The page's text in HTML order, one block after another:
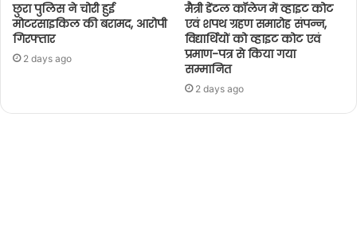
छुरा पुलिस ने चोरी हुई
मोटरसाइकिल की बरामद, आरोपी
गिरफ्तार
2 days ago
मैत्री डेंटल कॉलेज में व्हाइट कोट
एवं शपथ ग्रहण समारोह संपन्न,
विद्यार्थियों को व्हाइट कोट एवं
प्रमाण-पत्र से किया गया
सम्मानित
2 days ago